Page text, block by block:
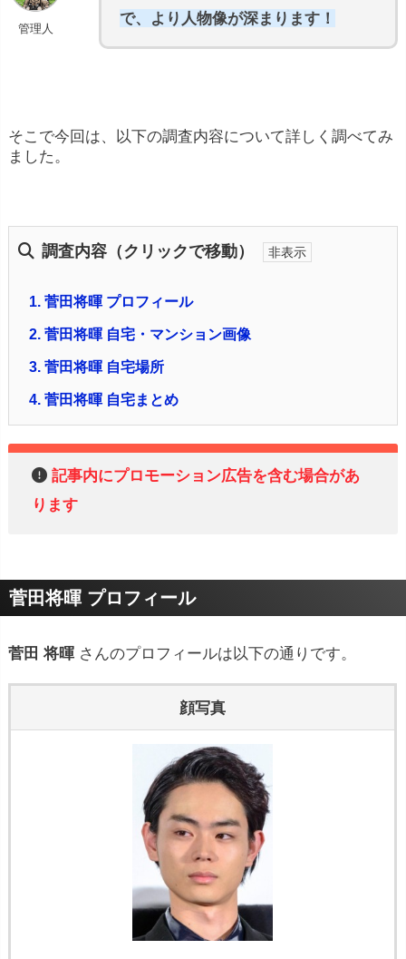
管理人
で、より人物像が深まります！
そこで今回は、以下の調査内容について詳しく調べてみ
ました。
調査内容（クリックで移動）
1. 菅田将暉 プロフィール
2. 菅田将暉 自宅・マンション画像
3. 菅田将暉 自宅場所
4. 菅田将暉 自宅まとめ
記事内にプロモーション広告を含む場合があ
ります
菅田将暉 プロフィール
菅田 将暉 さんのプロフィールは以下の通りです。
顔写真